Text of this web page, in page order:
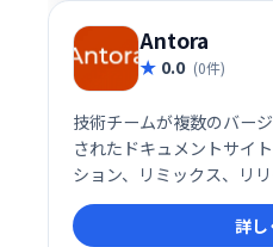
Antora
0.0 (0件)
技術チームが複数のバー
されたドキュメントサイ
ション、リミックス、リ
役立つAsciidoctorドキュ
詳し